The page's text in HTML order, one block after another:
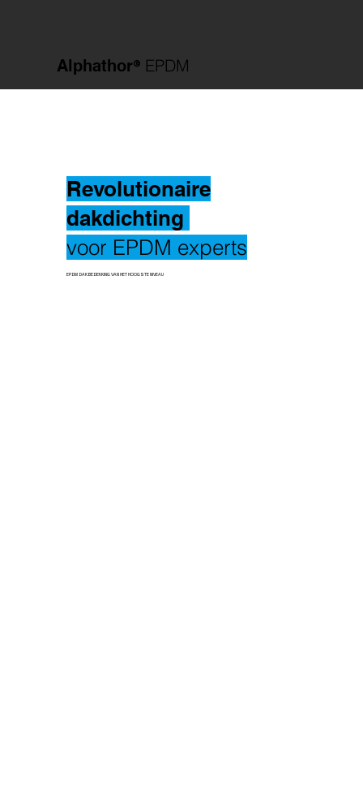
Alphathor® EPDM
Revolutionaire
dakdichting
voor EPDM experts
EPDM DAKBEDEKKING VAN HET HOOGSTE NIVEAU